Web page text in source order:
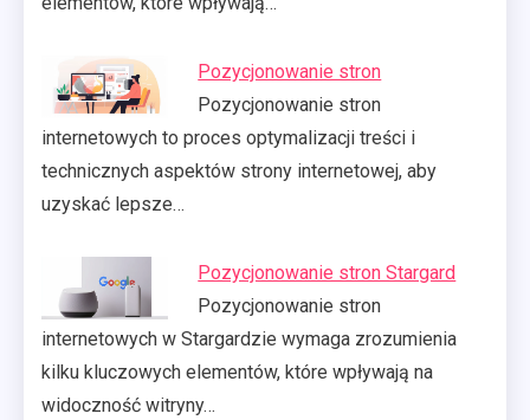
Pozycjonowanie stron
Pozycjonowanie stron
internetowych to proces optymalizacji treści i
technicznych aspektów strony internetowej, aby
uzyskać lepsze…
Pozycjonowanie stron Stargard
Pozycjonowanie stron
internetowych w Stargardzie wymaga zrozumienia
kilku kluczowych elementów, które wpływają na
widoczność witryny…